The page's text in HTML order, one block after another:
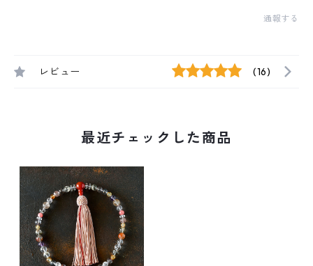
通報する
レビュー (16)
最近チェックした商品